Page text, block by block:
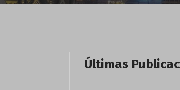
Últimas